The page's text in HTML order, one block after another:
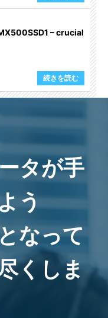
– crucial
続きを読む
タが手
う
なって
くしま